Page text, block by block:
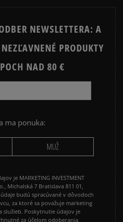
NEWSLETTERA: A
PRODUKTY
NAD 80 €
ma ponuka:
MUŽ
je MARKETING INVESTMENT
Michalská 7 Bratislava 811 01,
budú spracúvané v dôvodoch
za ktoré sa považuje marketing
služieb. Poskytnutie údajov je
za účelom odoberania